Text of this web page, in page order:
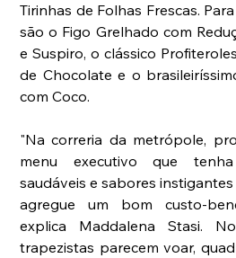
Tirinhas de Folhas Frescas.
são o Figo Grelhado com
e Suspiro, o clássico
de Chocolate e o
com Coco.
"Na correria da metrópole,
menu executivo que
saudáveis e sabores
agregue um bom custo-
explica Maddalena Stasi.
trapezistas parecem voar,